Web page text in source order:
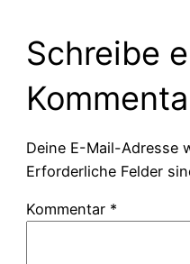
Schreibe
Deine E-Mail-Adresse
Erforderliche Felder
Kommentar *